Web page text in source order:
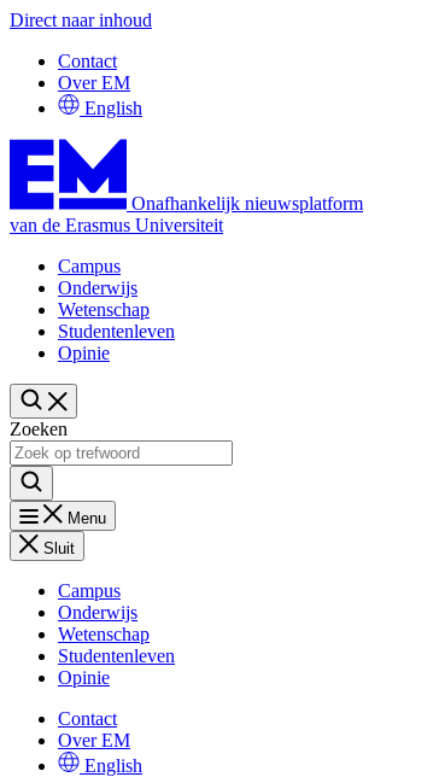
Direct naar inhoud
Contact
Over EM
English
Onafhankelijk nieuwsplatform
van de Erasmus Universiteit
Campus
Onderwijs
Wetenschap
Studentenleven
Opinie
Zoeken
Menu
Sluit
Campus
Onderwijs
Wetenschap
Studentenleven
Opinie
Contact
Over EM
English